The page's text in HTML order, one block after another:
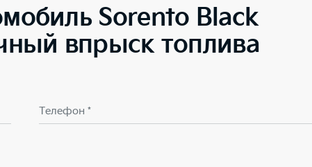
Sorento Black
впрыск топлива
Телефон *